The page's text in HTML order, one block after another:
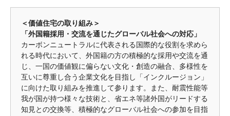
＜価値住宅の取り組み＞
「外国籍採用・交流を通じたグローバル社会への対応」
カーボンニュートラルに代表される国際的な役割を求めら
れる時代において、外国籍の方の積極的な採用や交流を通
じ、一国の価値観に偏らない文化・創造の融合、多様性を
互いに尊重し合う企業文化を目指し「インクルージョン」
に向けた取り組みを推進して参ります。また、耐震性能等
我が国が持つ様々な技術と、省エネ等諸外国がリードする
知見との交換等、積極的なグローバル社会への参加を目指